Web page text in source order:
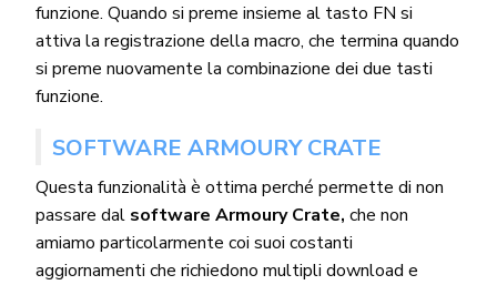
funzione. Quando si preme insieme al tasto FN si
attiva la registrazione della macro, che termina quando
si preme nuovamente la combinazione dei due tasti
funzione.
SOFTWARE ARMOURY CRATE
Questa funzionalità è ottima perché permette di non
passare dal software Armoury Crate, che non
amiamo particolarmente coi suoi costanti
aggiornamenti che richiedono multipli download e